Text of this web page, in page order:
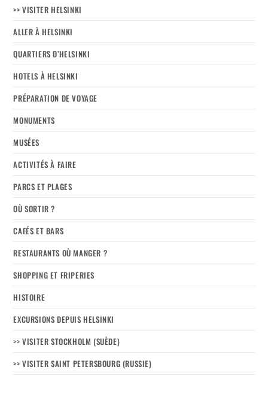
>> VISITER HELSINKI
ALLER À HELSINKI
QUARTIERS D’HELSINKI
HOTELS À HELSINKI
PRÉPARATION DE VOYAGE
MONUMENTS
MUSÉES
ACTIVITÉS À FAIRE
PARCS ET PLAGES
OÙ SORTIR ?
CAFÉS ET BARS
RESTAURANTS OÙ MANGER ?
SHOPPING ET FRIPERIES
HISTOIRE
EXCURSIONS DEPUIS HELSINKI
>> VISITER STOCKHOLM (SUÈDE)
>> VISITER SAINT PETERSBOURG (RUSSIE)